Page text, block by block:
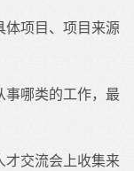
体项目、项目来源
事哪类的工作，最
才交流会上收集来